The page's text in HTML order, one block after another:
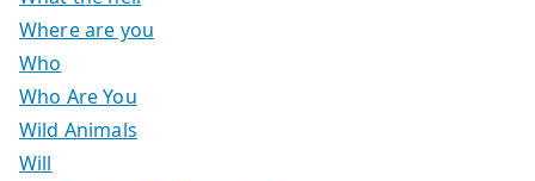
Where are you
Who
Who Are You
Wild Animals
Will